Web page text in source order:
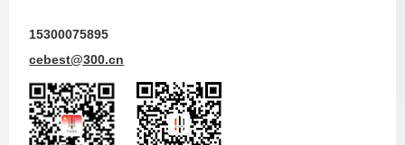
15300075895
cebest@300.cn